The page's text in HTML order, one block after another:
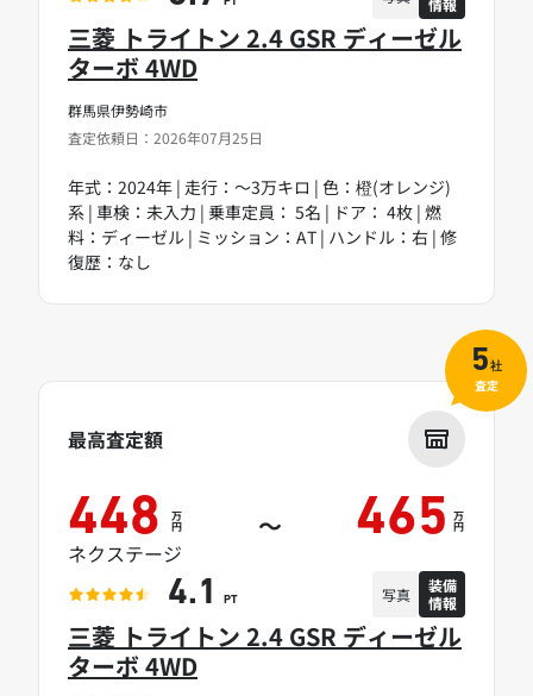
群馬県伊勢崎市
査定依頼日：2026年07月25日
三菱 トライトン 2.4 GSR ディーゼル
ターボ 4WD
年式：2024年 | 走行：～3万キロ | 色：橙(オレンジ)
系 | 車検：未入力 | 乗車定員： 5名 | ドア： 4枚 | 燃
料：ディーゼル | ミッション：AT | ハンドル：右 | 修
復歴：なし
情報
三菱 トライトン 2.4 GSR ディーゼル
ターボ 4WD
最高査定額
448 万
円 ～ 465 万
円
ネクステージ
4.1 PT 写真
装備
情報
5社
査定